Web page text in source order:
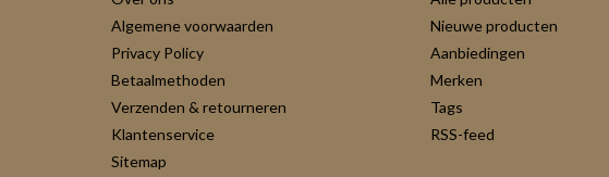
Algemene voorwaarden
Privacy Policy
Betaalmethoden
Verzenden & retourneren
Klantenservice
Sitemap
Nieuwe producten
Aanbiedingen
Merken
Tags
RSS-feed